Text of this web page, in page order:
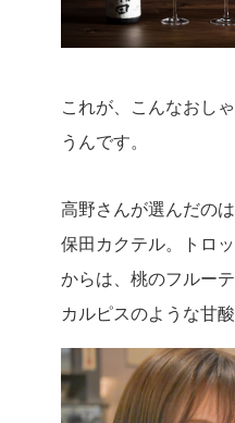
これが、こんなおし
うんです。
高野さんが選んだの
保田カクテル。トロ
からは、桃のフルー
カルピスのような甘